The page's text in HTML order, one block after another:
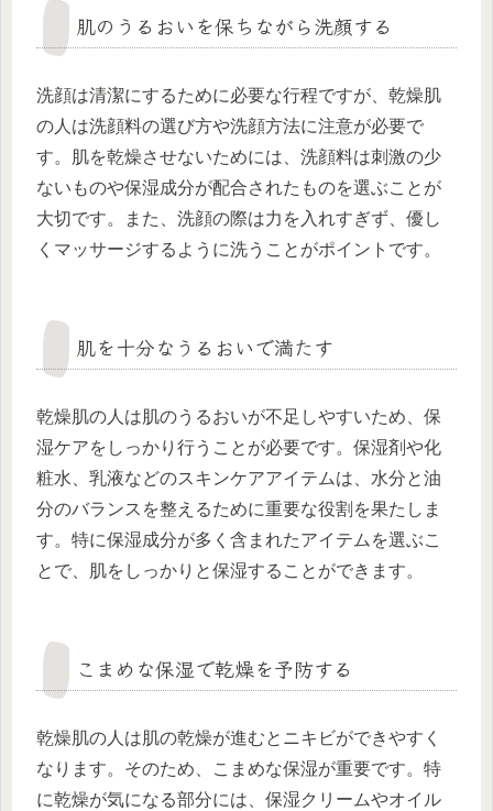
肌のうるおいを保ちながら洗顔する
洗顔は清潔にするために必要な行程ですが、乾燥肌
の人は洗顔料の選び方や洗顔方法に注意が必要で
す。肌を乾燥させないためには、洗顔料は刺激の少
ないものや保湿成分が配合されたものを選ぶことが
大切です。また、洗顔の際は力を入れすぎず、優し
くマッサージするように洗うことがポイントです。
肌を十分なうるおいで満たす
乾燥肌の人は肌のうるおいが不足しやすいため、保
湿ケアをしっかり行うことが必要です。保湿剤や化
粧水、乳液などのスキンケアアイテムは、水分と油
分のバランスを整えるために重要な役割を果たしま
す。特に保湿成分が多く含まれたアイテムを選ぶこ
とで、肌をしっかりと保湿することができます。
こまめな保湿で乾燥を予防する
乾燥肌の人は肌の乾燥が進むとニキビができやすく
なります。そのため、こまめな保湿が重要です。特
に乾燥が気になる部分には、保湿クリームやオイル